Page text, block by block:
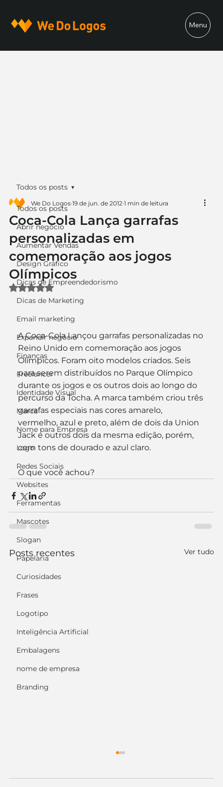
Menu
Todos os posts
Abrir negócio
Aumentar Vendas
Design Gráfico
Dicas de Empreendedorismo
Dicas de Marketing
Email marketing
Expandir negócio
Finanças
Freelancer
Identidade Visual
Marca
Nome para Empresa
Logo
Redes Sociais
Websites
Ferramentas
Mascotes
Slogan
Papelaria
Curiosidades
Frases
Logotipo
Inteligência Artificial
Embalagens
nome de empresa
Branding
Todos os posts
Coca-Cola Lança garrafas
personalizadas em
comemoração aos jogos
Olímpicos
We Do Logos 19 de jun. de 2012 1 min de leitura
Avaliado com NaN de 5 estrelas.
A Coca-Cola Lançou garrafas personalizadas no
Reino Unido em comemoração aos jogos
Olímpicos. Foram oito modelos criados. Seis
para serem distribuídos no Parque Olímpico
durante os jogos e os outros dois ao longo do
percurso da Tocha. A marca também criou três
garrafas especiais nas cores amarelo,
vermelho, azul e preto, além de dois da Union
Jack e outros dois da mesma edição, porém,
com tons de dourado e azul claro.
O que você achou?
Posts recentes Ver tudo